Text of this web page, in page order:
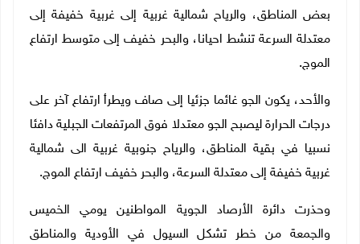
بعض المناطق، والرياح شمالية غربية إلى غربية خفيفة إلى
معتدلة السرعة تنشط احيانا، والبحر خفيف إلى متوسط ارتفاع
الموج.
والأحد، يكون الجو غائما جزئيا إلى صاف ويطرأ ارتفاع آخر على
درجات الحرارة ليصبح الجو معتدلا فوق المرتفعات الجبلية دافئا
نسبيا في بقية المناطق، والرياح جنوبية غربية الى شمالية
غربية خفيفة إلى معتدلة السرعة، والبحر خفيف ارتفاع الموج.
وحذرت دائرة الأرصاد الجوية المواطنين يومي الخميس
والجمعة من خطر تشكل السيول في الأودية والمناطق